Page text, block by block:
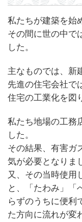
私たちが建築を始
その間に世の中で
した。
主なものでは、新
先進の住宅会社で
住宅の工業化を図
私たち地場の工務
した。
その結果、有害ガ
気が必要となりま
又、その当時使用
と、「たわみ」「
らずのうちに便利
た方向に流れが変